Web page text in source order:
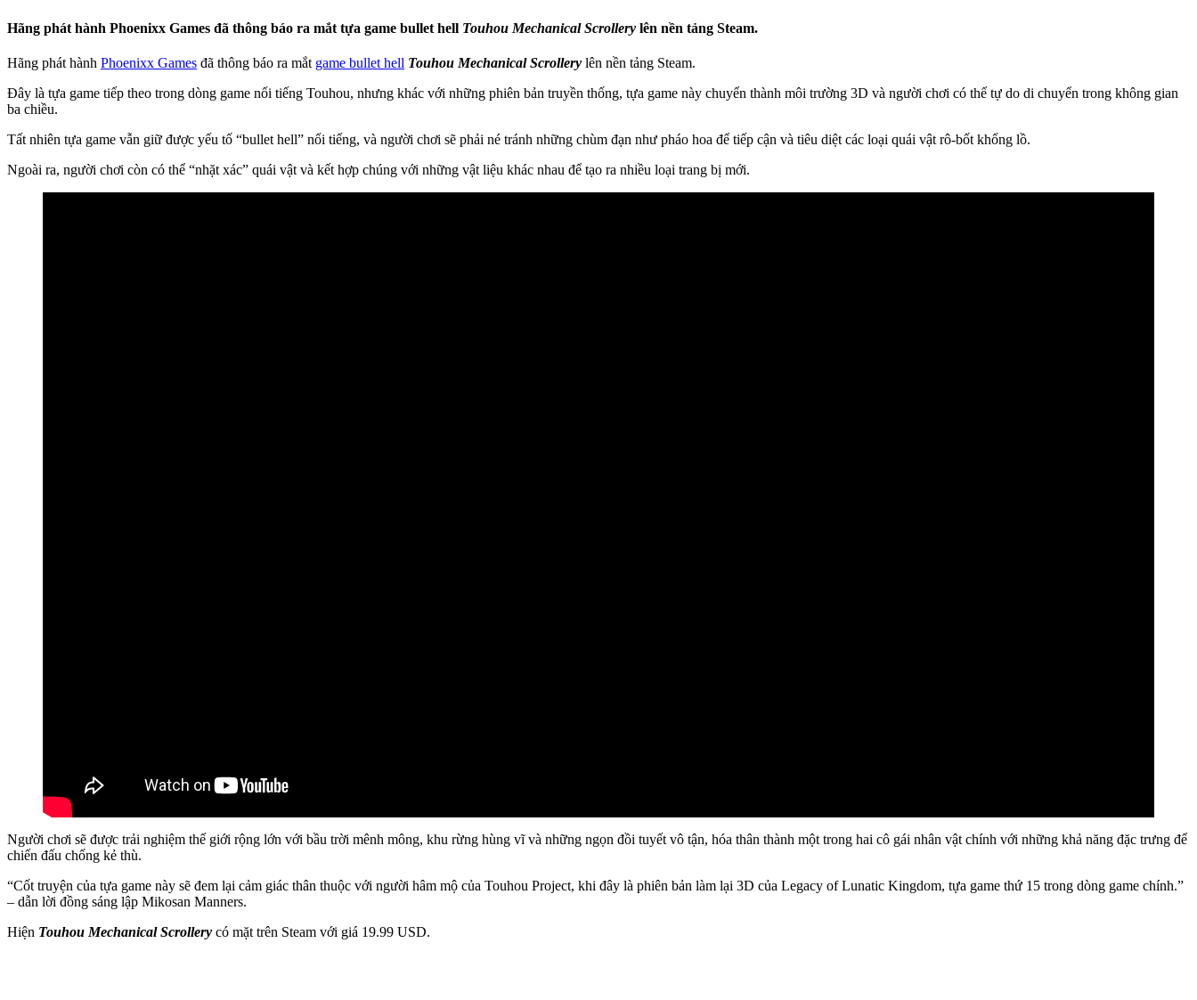
Hãng phát hành Phoenixx Games đã thông báo ra mắt tựa game bullet hell Touhou Mechanical Scrollery lên nền tảng Steam.
Hãng phát hành Phoenixx Games đã thông báo ra mắt game bullet hell Touhou Mechanical Scrollery lên nền tảng Steam.
Đây là tựa game tiếp theo trong dòng game nổi tiếng Touhou, nhưng khác với những phiên bản truyền thống, tựa game này chuyển thành môi trường 3D và người chơi có thể tự do di chuyển trong không gian
ba chiều.
Tất nhiên tựa game vẫn giữ được yếu tố “bullet hell” nổi tiếng, và người chơi sẽ phải né tránh những chùm đạn như pháo hoa để tiếp cận và tiêu diệt các loại quái vật rô-bốt khổng lồ.
Ngoài ra, người chơi còn có thể “nhặt xác” quái vật và kết hợp chúng với những vật liệu khác nhau để tạo ra nhiều loại trang bị mới.
Người chơi sẽ được trải nghiệm thế giới rộng lớn với bầu trời mênh mông, khu rừng hùng vĩ và những ngọn đồi tuyết vô tận, hóa thân thành một trong hai cô gái nhân vật chính với những khả năng đặc trưng để
chiến đấu chống kẻ thù.
“Cốt truyện của tựa game này sẽ đem lại cảm giác thân thuộc với người hâm mộ của Touhou Project, khi đây là phiên bản làm lại 3D của Legacy of Lunatic Kingdom, tựa game thứ 15 trong dòng game chính.”
– dẫn lời đồng sáng lập Mikosan Manners.
Hiện Touhou Mechanical Scrollery có mặt trên Steam với giá 19.99 USD.